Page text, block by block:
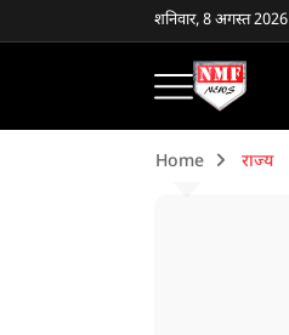
शनिवार, 8 अगस्त 2026
Home राज्य